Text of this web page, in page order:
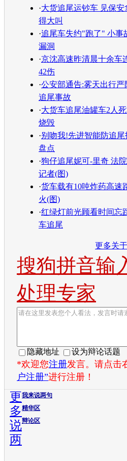
·大货追尾运钞车 见保安
得大叫
·追尾车失约"跑了" 小事
漏洞
·京沈高速昨清晨十余车
42伤
·公安部通告:雾天出行严
追尾事故
·大货车追尾油罐车2人
烧毁
·别吻我!先进智能防追尾
盘点
·狗仔追尾妮可-里奇 法
记者(图)
·货车载有10吨炸药高速
火(图)
·红绿灯前光顾看时间忘
车追尾
更多关于
搜狗拼音输
处理专家
隐藏地址 设为辩论话题
*欢迎您注册发言。请点击
户注册”进行注册！
我来说两句
精华区
辩论区
更
多
说
两